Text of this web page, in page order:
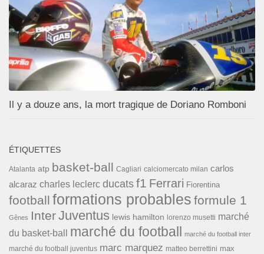
Il y a douze ans, la mort tragique de Doriano Romboni
ÉTIQUETTES
Atalanta atp basket-ball Cagliari calciomercato milan carlos
alcaraz charles leclerc ducats f1 Ferrari Fiorentina
football formations probables formule 1
Gênes InterJuventus lewis hamilton lorenzo musetti marché
du basket-ball
marché du football marché du football inter
marché du football juventus marc marquez matteo berrettini max